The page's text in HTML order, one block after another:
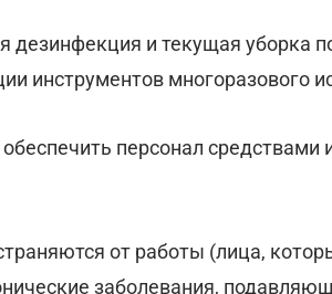
дезинфекция и текущая уборка
инструментов многоразового
персонал
от работы (лица,
заболевания,